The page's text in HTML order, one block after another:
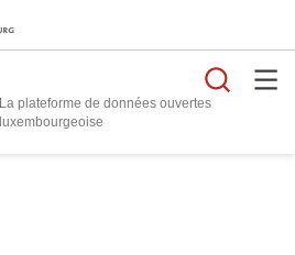
La plateforme de données ouvertes